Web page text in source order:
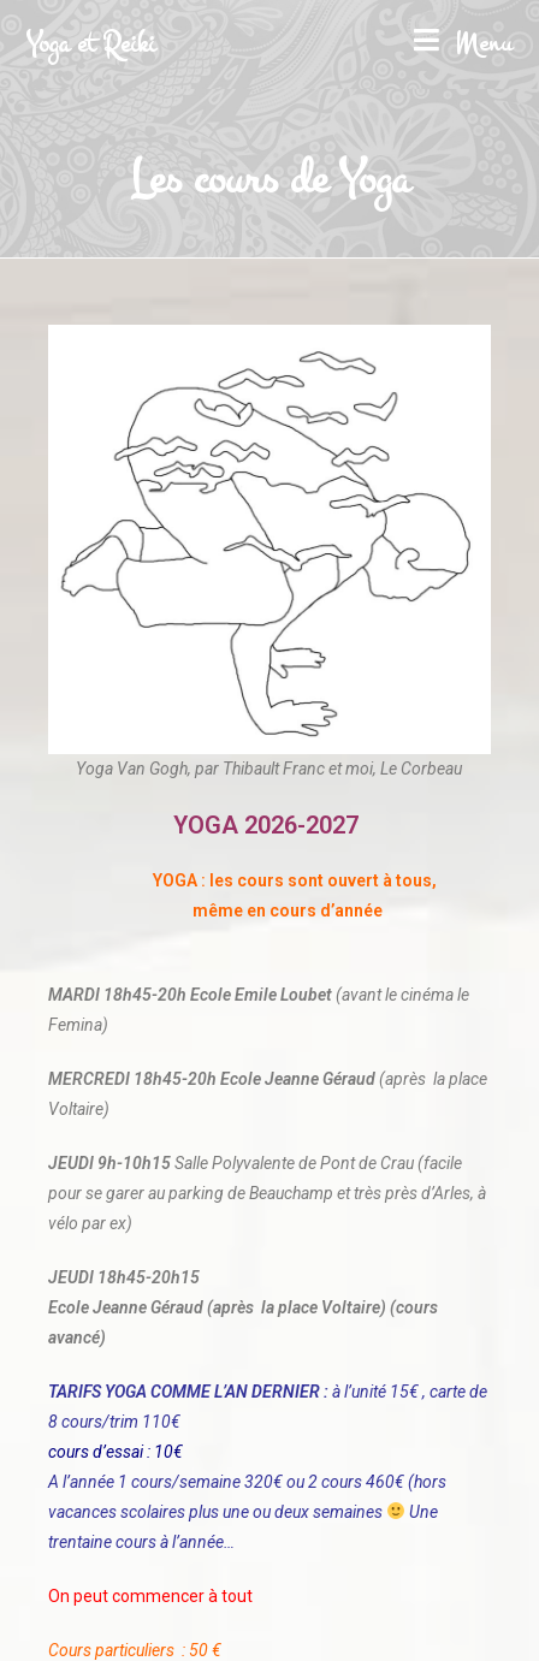
Yoga et Reiki Menu
Les cours de Yoga
Yoga Van Gogh, par Thibault Franc et moi, Le Corbeau
YOGA 2026-2027
YOGA : les cours sont ouvert à tous,
même en cours d’année
MARDI 18h45-20h Ecole Emile Loubet(avant le cinéma le
Femina)
MERCREDI 18h45-20h Ecole Jeanne Géraud(après la place
Voltaire)
JEUDI 9h-10h15Salle Polyvalente de Pont de Crau (facile
pour se garer au parking de Beauchamp et très près d’Arles, à
vélo par ex)
JEUDI 18h45-20h15
Ecole Jeanne Géraud (après la place Voltaire) (cours
avancé)
TARIFS YOGA COMME L’AN DERNIER :à l’unité 15€ , carte de
8 cours/trim 110€
cours d’essai : 10€
A l’année 1 cours/semaine 320€ ou2 cours 460€ (hors
vacances scolaires plus une ou deux semaines
Une
trentaine cours à l’année…
On peut commencer à tout
Cours particuliers : 50 €